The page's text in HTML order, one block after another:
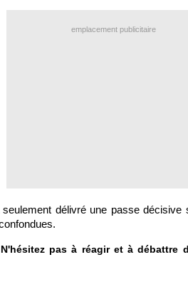
emplacement publicitaire
délivré une passe décisive
pas à réagir et à débattre